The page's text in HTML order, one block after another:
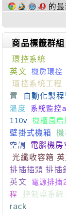
的
商品標籤群組
環控系統
英文
機房環控
環控系統工程
置
自動化製
溫度
系統監控
110v
機櫃風扇
壁掛式機箱
空調
電腦機房
光纖收容箱 英
排插插頭 排插
英文
電源排插
程
控制桌系統
rack